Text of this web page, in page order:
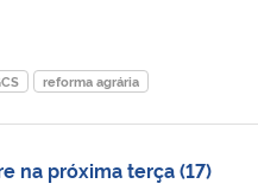
reforma agrária
na próxima terça (17)